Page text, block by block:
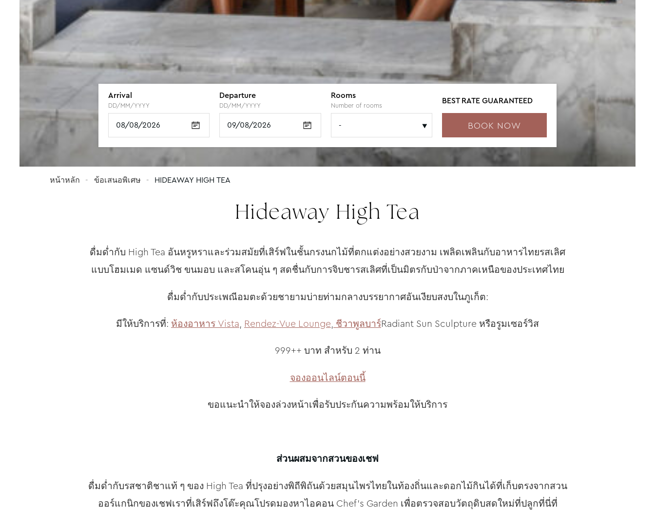
Arrival
DD/MM/YYYY
Departure
DD/MM/YYYY
Rooms
Number of rooms
ROOM 1
Adult(s)
Number of adults Number of children
Children's age
ROOM 2
Adult(s)
Number of adults Number of children
Children's age
ROOM 3
Adult(s)
Number of adults Number of children
Children's age
ROOM 4
Adult(s)
Number of adults Number of children
Children's age
ROOM 5
Adult(s)
Number of adults Number of children
Children's age
Loyalty or subscription number
16-digit number on your card BEST RATE GUARANTEED
หน้าหลัก ข้อเสนอพิเศษ HIDEAWAY HIGH TEA
Hideaway High Tea
ดื่มด่ำกับ High Tea อันหรูหราและร่วมสมัยที่เสิร์ฟในชั้นกรงนกไม้ที่ตกแต่งอย่างสวยงาม เพลิดเพลินกับอาหารไทยรสเลิศ
แบบโฮมเมด แซนด์วิช ขนมอบ และสโคนอุ่น ๆ สดชื่นกับการจิบชารสเลิศที่เป็นมิตรกับป่าจากภาคเหนือของประเทศไทย
ดื่มด่ำกับประเพณีอมตะด้วยชายามบ่ายท่ามกลางบรรยากาศอันเงียบสงบในภูเก็ต:
มีให้บริการที่: ห้องอาหาร Vista, Rendez-Vue Lounge, ชีวาพูลบาร์Radiant Sun Sculpture หรือรูมเซอร์วิส
999++ บาท สำหรับ 2 ท่าน
จองออนไลน์ตอนนี้
ขอแนะนำให้จองล่วงหน้าเพื่อรับประกันความพร้อมให้บริการ
ส่วนผสมจากสวนของเชฟ
ดื่มด่ำกับรสชาติชาแท้ ๆ ของ High Tea ที่ปรุงอย่างพิถีพิถันด้วยสมุนไพรไทยในท้องถิ่นและดอกไม้กินได้ที่เก็บตรงจากสวน
ออร์แกนิกของเชฟเราที่เสิร์ฟถึงโต๊ะคุณโปรดมองหาไอคอน Chef’s Garden เพื่อตรวจสอบวัตถุดิบสดใหม่ที่ปลูกที่นี่ที่